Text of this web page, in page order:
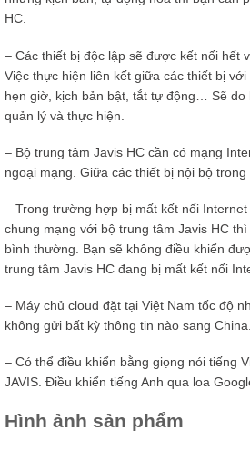
HC.
– Các thiết bị độc lập sẽ được kết nối hết
Việc thực hiện liên kết giữa các thiết bị
hẹn giờ, kịch bản bật, tắt tự động… Sẽ do
quản lý và thực hiện.
– Bộ trung tâm Javis HC cần có mạng
ngoại mạng. Giữa các thiết bị nội bộ trong
– Trong trường hợp bị mất kết nối
chung mạng với bộ trung tâm Javis HC
bình thường. Bạn sẽ không điều khiển
trung tâm Javis HC đang bị mất kết nối
– Máy chủ cloud đặt tại Việt Nam tốc độ
không gửi bất kỳ thông tin nào sang China.
– Có thể điều khiển bằng giọng nói tiếng
JAVIS. Điều khiển tiếng Anh qua loa
Hình ảnh sản phẩm